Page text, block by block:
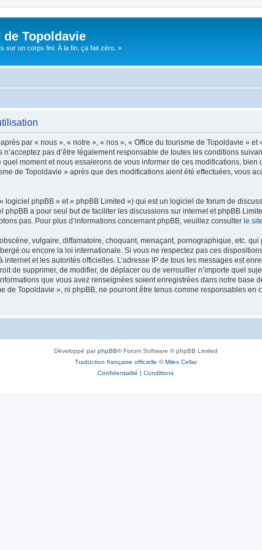
Topoldavie
sur un corps fini. À la fin, ça fait zéro. »
par « nous », « notre », « nos », « Office du tourisme de Topoldavie »
pas d’être légalement responsable de toutes les conditions
moment et nous essaierons de vous informer de ces modifications,
de Topoldavie » après que des modifications aient été effectuées, vous
phpBB » et « phpBB Limited ») qui est un logiciel de forum de
phpBB a pour seul but de faciliter les discussions sur internet et phpBB
pas. Pour plus d’informations concernant phpBB, veuillez consulter le
vulgaire, diffamatoire, choquant, menaçant, pornographique, etc.
ou encore la loi internationale. Si vous ne respectez pas ces
et les autorités officielles. L’adresse IP de tous les messages est
de supprimer, de modifier, de déplacer ou de verrouiller n’importe quel
que vous avez renseignées soient enregistrées dans notre base
de Topoldavie », ni phpBB, ne pourront être tenus comme responsables
Développé parphpBB® Forum Software © phpBB Limited
Traduction française officielle ©Miles Cellar
Confidentialité | Conditions